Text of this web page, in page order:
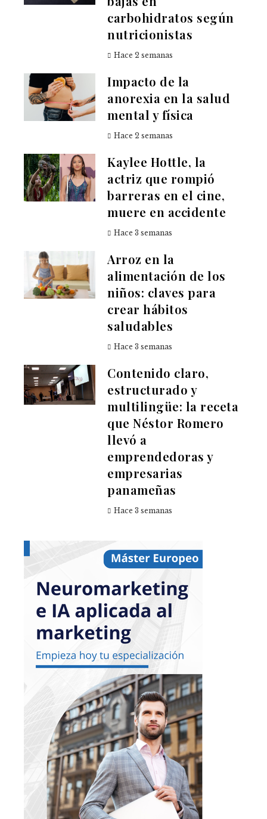
carbohidratos según
nutricionistas
Hace 2 semanas
Impacto de la
anorexia en la salud
mental y física
Hace 2 semanas
Kaylee Hottle, la
actriz que rompió
barreras en el cine,
muere en accidente
Hace 3 semanas
Arroz en la
alimentación de los
niños: claves para
crear hábitos
saludables
Hace 3 semanas
Contenido claro,
estructurado y
multilingüe: la receta
que Néstor Romero
llevó a
emprendedoras y
empresarias
panameñas
Hace 3 semanas